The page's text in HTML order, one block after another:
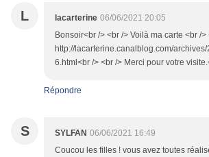
L lacarterine 06/06/2021 20:05
Bonsoir<br /> <br /> Voilà ma carte <br />
http://lacarterine.canalblog.com/
6.html<br /> <br /> Merci pour votre
Répondre
S SYLFAN 06/06/2021 16:49
Coucou les filles ! vous avez toutes